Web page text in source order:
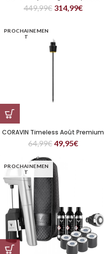
449,99€ 314,99€
PROCHAINEMEN
T
CORAVIN Timeless Août Premium
64,99€49,95€
PROCHAINEMEN
T